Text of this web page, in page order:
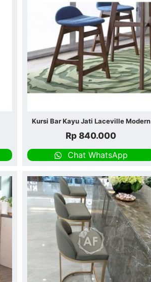
Kursi Bar Kayu Jati Laceville Modern
Rp 840.000
Chat WhatsApp